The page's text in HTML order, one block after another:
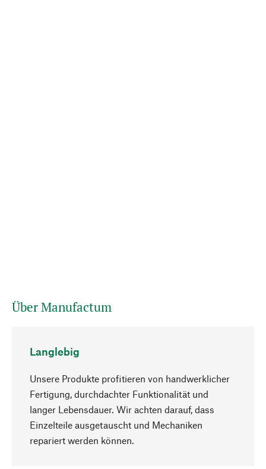
Über Manufactum
Langlebig
Unsere Produkte profitieren von handwerklicher
Fertigung, durchdachter Funktionalität und
langer Lebensdauer. Wir achten darauf, dass
Einzelteile ausgetauscht und Mechaniken
repariert werden können.